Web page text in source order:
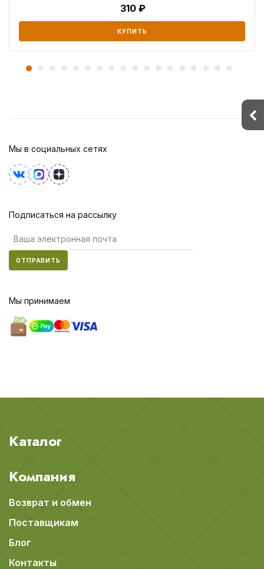
310
КУПИТЬ
Мы в социальных сетях
Подписаться на рассылку
ОТПРАВИТЬ
Мы принимаем
Каталог
Компания
Возврат и обмен
Поставщикам
Блог
Контакты